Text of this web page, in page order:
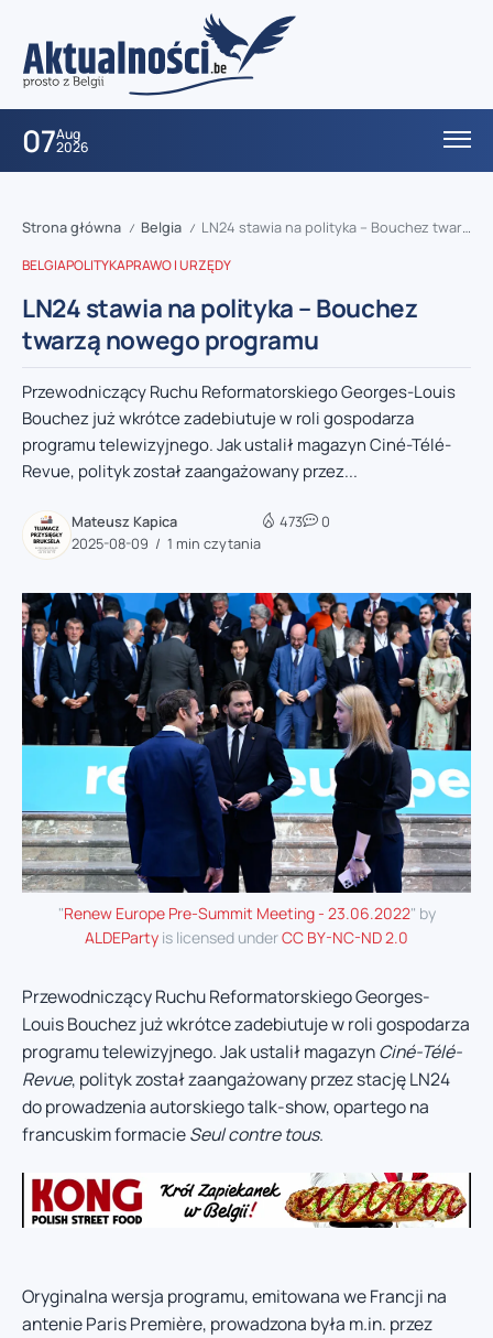
07Aug
2026
Strona główna / Belgia / LN24 stawia na polityka – Bouchez twarzą nowego programu
BELGIAPOLITYKAPRAWO I URZĘDY
LN24 stawia na polityka – Bouchez
twarzą nowego programu
Przewodniczący Ruchu Reformatorskiego Georges-Louis
Bouchez już wkrótce zadebiutuje w roli gospodarza
programu telewizyjnego. Jak ustalił magazyn Ciné-Télé-
Revue, polityk został zaangażowany przez...
Mateusz Kapica
2025-08-09
1 min czytania
473 0
"Renew Europe Pre-Summit Meeting - 23.06.2022" by
ALDEParty is licensed underCC BY-NC-ND 2.0
Przewodniczący Ruchu Reformatorskiego Georges-
Louis Bouchez już wkrótce zadebiutuje w roli gospodarza
programu telewizyjnego. Jak ustalił magazynCiné-Télé-
Revue, polityk został zaangażowany przez stację LN24
do prowadzenia autorskiego talk-show, opartego na
francuskim formacieSeul contre tous.
Oryginalna wersja programu, emitowana we Francji na
antenie Paris Première, prowadzona była m.in. przez